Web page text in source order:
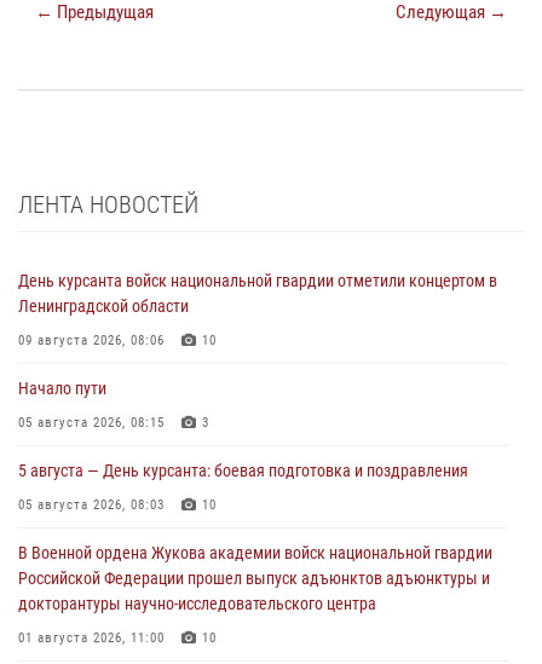
← Предыдущая Следующая →
ЛЕНТА НОВОСТЕЙ
День курсанта войск национальной гвардии отметили концертом в
Ленинградской области
09 августа 2026, 08:06 10
Начало пути
05 августа 2026, 08:15 3
5 августа — День курсанта: боевая подготовка и поздравления
05 августа 2026, 08:03 10
В Военной ордена Жукова академии войск национальной гвардии
Российской Федерации прошел выпуск адъюнктов адъюнктуры и
докторантуры научно-исследовательского центра
01 августа 2026, 11:00 10